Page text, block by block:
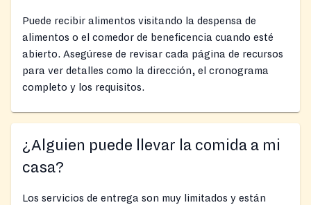
Puede recibir alimentos visitando la despensa de
alimentos o el comedor de beneficencia cuando esté
abierto. Asegúrese de revisar cada página de recursos
para ver detalles como la dirección, el cronograma
completo y los requisitos.
¿Alguien puede llevar la comida a mi
casa?
Los servicios de entrega son muy limitados y están